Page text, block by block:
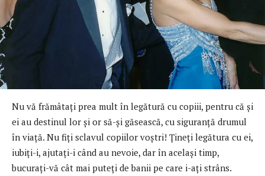
Nu vă frămâtaţi prea mult în legătură cu copiii, pentru că şi
ei au destinul lor şi or să-şi găsească, cu siguranţă drumul
în viaţă. Nu fiţi sclavul copiilor voştri! Ţineţi legătura cu ei,
iubiţi-i, ajutaţi-i când au nevoie, dar în acelaşi timp,
bucuraţi-vă cât mai puteţi de banii pe care i-aţi strâns.